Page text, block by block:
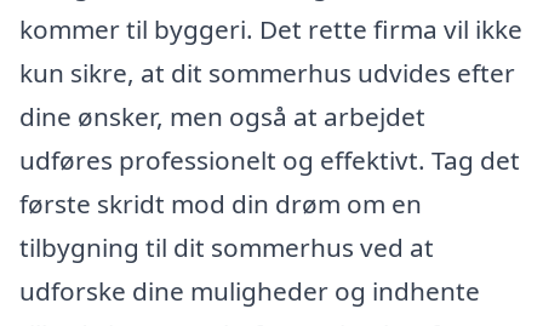
kommer til byggeri. Det rette firma vil ikke
kun sikre, at dit sommerhus udvides efter
dine ønsker, men også at arbejdet
udføres professionelt og effektivt. Tag det
første skridt mod din drøm om en
tilbygning til dit sommerhus ved at
udforske dine muligheder og indhente